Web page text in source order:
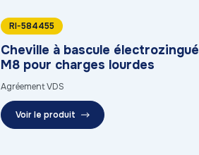
RI-584455
Cheville à bascule électrozingué
M8 pour charges lourdes
Agréement VDS
Voir le produit